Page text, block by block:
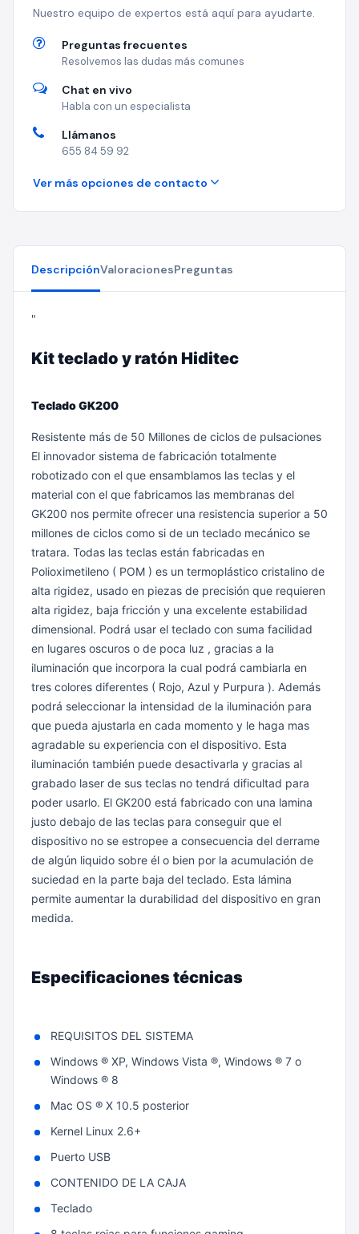
Nuestro equipo de expertos está aquí para ayudarte.
Preguntas frecuentes
Resolvemos las dudas más comunes
Chat en vivo
Habla con un especialista
Llámanos
655 84 59 92
Ver más opciones de contacto
DescripciónValoracionesPreguntas
"
Kit teclado y ratón Hiditec
Teclado GK200
Resistente más de 50 Millones de ciclos de pulsaciones
El innovador sistema de fabricación totalmente
robotizado con el que ensamblamos las teclas y el
material con el que fabricamos las membranas del
GK200 nos permite ofrecer una resistencia superior a 50
millones de ciclos como si de un teclado mecánico se
tratara. Todas las teclas están fabricadas en
Polioximetileno ( POM ) es un termoplástico cristalino de
alta rigidez, usado en piezas de precisión que requieren
alta rigidez, baja fricción y una excelente estabilidad
dimensional. Podrá usar el teclado con suma facilidad
en lugares oscuros o de poca luz , gracias a la
iluminación que incorpora la cual podrá cambiarla en
tres colores diferentes ( Rojo, Azul y Purpura ). Además
podrá seleccionar la intensidad de la iluminación para
que pueda ajustarla en cada momento y le haga mas
agradable su experiencia con el dispositivo. Esta
iluminación también puede desactivarla y gracias al
grabado laser de sus teclas no tendrá dificultad para
poder usarlo. El GK200 está fabricado con una lamina
justo debajo de las teclas para conseguir que el
dispositivo no se estropee a consecuencia del derrame
de algún liquido sobre él o bien por la acumulación de
suciedad en la parte baja del teclado. Esta lámina
permite aumentar la durabilidad del dispositivo en gran
medida.
Especificaciones técnicas
REQUISITOS DEL SISTEMA
Windows ® XP, Windows Vista ®, Windows ® 7 o
Windows ® 8
Mac OS ® X 10.5 posterior
Kernel Linux 2.6+
Puerto USB
CONTENIDO DE LA CAJA
Teclado